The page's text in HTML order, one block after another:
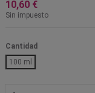
10,60 €
Sin impuesto
Cantidad
100 ml